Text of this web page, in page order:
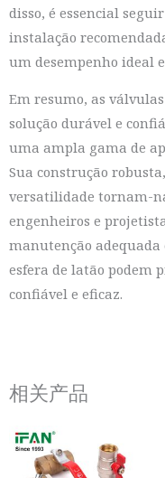
disso, é essencial
instalação
um desempenho ideal
Em resumo, as
solução durável e
uma ampla gama de
Sua construção
versatilidade tornam-
engenheiros e
manutenção
esfera de latão podem
confiável e eficaz.
相关产品